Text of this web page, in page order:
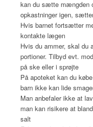
kan du sætte mængden
opkastninger igen,
Hvis barnet fortsætter
kontakte lægen
Hvis du ammer, skal du
portioner. Tilbyd evt.
på ske eller i sprøjte
På apoteket kan du
barn ikke kan lide
Man anbefaler ikke at
man kan risikere at
salt